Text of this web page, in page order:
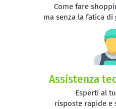
Come fare
ma senza la fatica
Assistenza
Esperti al
risposte rapide e